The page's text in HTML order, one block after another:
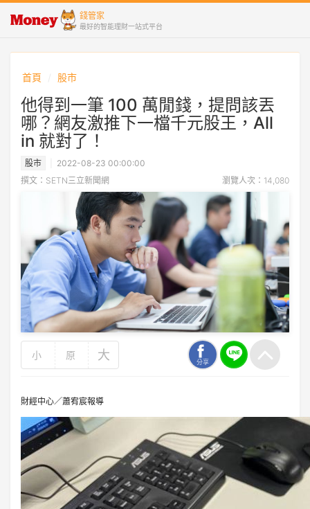
錢管家
最好的智能理財一站式平台
首頁 股市
他得到一筆 100 萬閒錢，提問該丟
哪？網友激推下一檔千元股王，All
in 就對了！
股市
2022-08-23 00:00:00
撰文：SETN三立新聞網
瀏覽人次：14,080
小 原 大 分享
財經中心／蕭宥宸報導